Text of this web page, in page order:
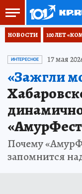
НОВОСТИ 100 ЛЕТ
ИНТЕРЕСНОЕ 17 мая
«Зажгли
Почему
запомнится